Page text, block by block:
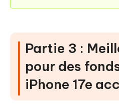
Partie 3 :
pour des
iPhone 17e